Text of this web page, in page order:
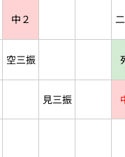
中２
空三振
見三振